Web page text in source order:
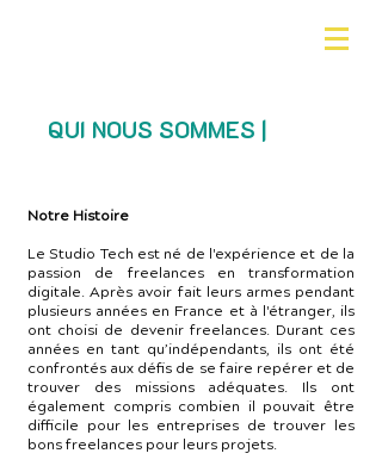
QUI NOUS SOMMES |
Notre Histoire
Le Studio Tech est né de l'expérience et de la
passion de freelances en transformation
digitale. Après avoir fait leurs armes pendant
plusieurs années en France et à l'étranger, ils
ont choisi de devenir freelances. Durant ces
années en tant qu’indépendants, ils ont été
confrontés aux défis de se faire repérer et de
trouver des missions adéquates. Ils ont
également compris combien il pouvait être
difficile pour les entreprises de trouver les
bons freelances pour leurs projets.